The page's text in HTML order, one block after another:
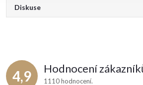
Diskuse
4,9 Hodnocení
1110 hodnocení